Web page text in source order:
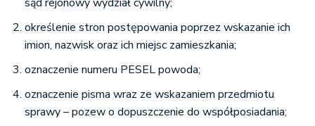
określenie stron postępowania poprzez wskazanie ich
imion, nazwisk oraz ich miejsc zamieszkania;
oznaczenie numeru PESEL powoda;
oznaczenie pisma wraz ze wskazaniem przedmiotu
sprawy – pozew o dopuszczenie do współposiadania;